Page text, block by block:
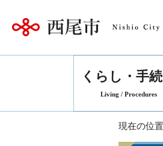
くらし・手
Living / Procedures
現在の位